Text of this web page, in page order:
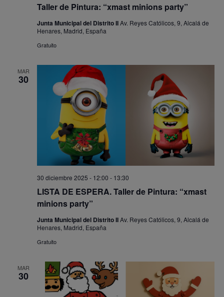
Taller de Pintura: “xmast minions party”
Junta Municipal del Distrito IIAv. Reyes Católicos, 9, Alcalá de
Henares, Madrid, España
Gratuito
MAR
30
LISTA DE ESPERA. Taller de Pintura: “xmast
minions party”
30 diciembre 2025 - 12:00 - 13:30
Junta Municipal del Distrito IIAv. Reyes Católicos, 9, Alcalá de
Henares, Madrid, España
Gratuito
MAR
30